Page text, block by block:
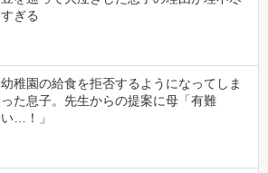
すぎる
幼稚園の給食を拒否するようになってしま
った息子。先生からの提案に母「有難
い…！」